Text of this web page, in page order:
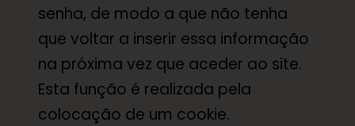
senha, de modo a que não tenha
que voltar a inserir essa informação
na próxima vez que aceder ao site.
Esta função é realizada pela
colocação de um cookie.